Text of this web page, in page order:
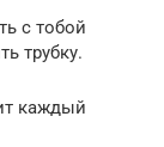
с тобой
трубку.
каждый